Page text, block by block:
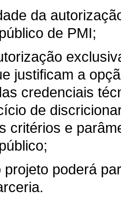
da
de PMI;
justificam a
credenciais
de
critérios e
projeto poderá